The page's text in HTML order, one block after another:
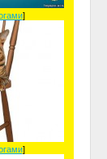
]
]